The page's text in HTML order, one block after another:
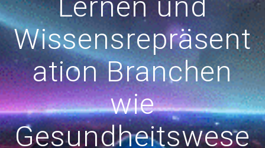
Wissensrepräsent
ation Branchen
wie
Gesundheitswese